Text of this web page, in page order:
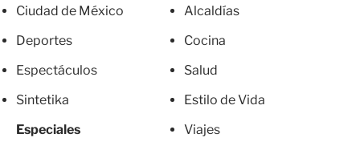
Ciudad de México
Deportes
Espectáculos
Sintetika
Especiales
Alcaldías
Cocina
Salud
Estilo de Vida
Viajes